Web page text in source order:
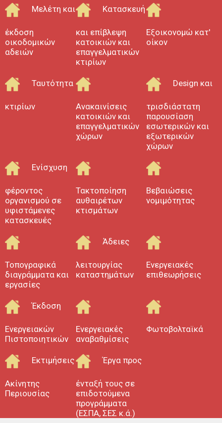
Άδειες λειτουργίαςκαταστημάτων.
Ενεργειακές επιθεωρήσεις
Έκδοση Ενεργειακών Πιστοποιητικών .
Ενεργειακές αναβαθμίσεις
Φωτοβολταϊκά.
Εκτιμήσεις Ακίνητης Περιουσίας
Έργα προς ένταξή τους σε
επιδοτούμενα προγράμματα (ΕΣΠΑ, ΣΕΣ
κ.ά.).
Μπορείτε να επικοινωνείτε στα τηλ.:
23990 20002, 6972093255
Πολιτικοί μηχανικοί Νέα Καλλικράτεια
Τακτοποίηση αυθαιρέτων Νέα
Νομιμοποίηση αυθαιρέτων Νέα
Ενεργειακά πιστοποιητικά Νέα
Καλλικράτεια
Κατασκευές έργων Νέα Καλλικράτεια
Άδειες λειτουργίας καταστημάτων Νέα
Καλλικράτεια
Επιβλέψεις έργων Νέα Καλλικράτεια
Μηχανικοί Νέα καλλικράτεια
πολιτικοί μηχανικοί Νέα Μουδανιά
Τακτοποίηση αυθαιρέτων Νέα Μουδανιά
Νομιμοποίηση αυθαιρέτων Νέα
Κατασκευές έργων Νέα Μουδανιά
Ενεργειακά πιστοποιητικά Νέα
Μουδανιά
Κατασκευές έργων Νέα Μουδανιά
Μελέτη και
έκδοση
οικοδομικών
αδειών
Κατασκευή
και επίβλεψη
κατοικιών και
επαγγελματικών
κτιρίων
Εξοικονομώ κατ'
οίκον
Ταυτότητα
κτιρίων
Ανακαινίσεις
κατοικιών και
επαγγελματικών
χώρων
Design και
τρισδιάστατη
παρουσίαση
εσωτερικών και
εξωτερικών
χώρων
Ενίσχυση
φέροντος
οργανισμού σε
υφιστάμενες
κατασκευές
Τακτοποίηση
αυθαιρέτων
κτισμάτων
Βεβαιώσεις
νομιμότητας
Τοπογραφικά
διαγράμματα και
εργασίες
Άδειες
λειτουργίας
καταστημάτων
Ενεργειακές
επιθεωρήσεις
Έκδοση
Ενεργειακών
Πιστοποιητικών
Ενεργειακές
αναβαθμίσεις
Φωτοβολταϊκά
Εκτιμήσεις
Ακίνητης
Περιουσίας
Έργα προς
ένταξή τους σε
επιδοτούμενα
προγράμματα
(ΕΣΠΑ, ΣΕΣ κ.ά.)